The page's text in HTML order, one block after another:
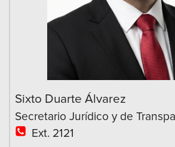
Sixto Duarte Álvarez
Secretario Jurídico y de
Ext. 2121